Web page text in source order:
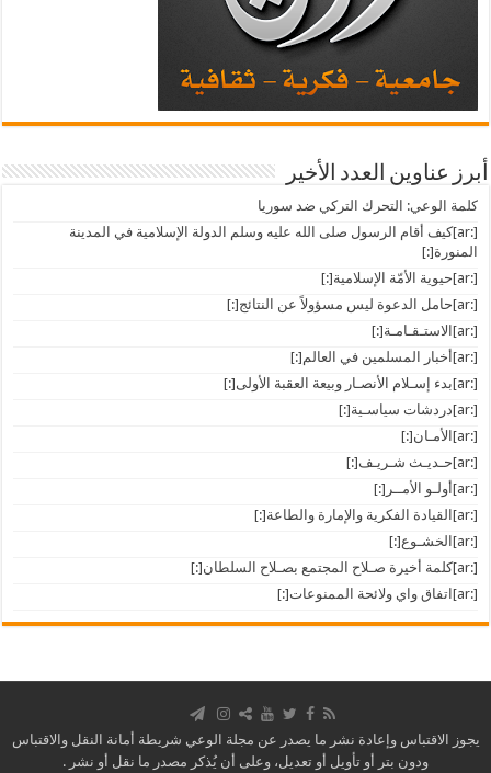
أبرز عناوين العدد الأخير
كلمة الوعي: التحرك التركي ضد سوريا
[:ar]كيف أقام الرسول صلى الله عليه وسلم الدولة الإسلامية في المدينة
المنورة[:]
[:ar]حيوية الأمّة الإسلامية[:]
[:ar]حامل الدعوة ليس مسؤولاً عن النتائج[:]
[:ar]الاستـقـامـة[:]
[:ar]أخبار المسلمين في العالم[:]
[:ar]بدء إسـلام الأنصـار وبيعة العقبة الأولى[:]
[:ar]دردشات سياسـية[:]
[:ar]الأمـان[:]
[:ar]حـديـث شـريـف[:]
[:ar]أولـو الأمــر[:]
[:ar]القيادة الفكرية والإمارة والطاعة[:]
[:ar]الخشـوع[:]
[:ar]كلمة أخيرة صـلاح المجتمع بصـلاح السلطان[:]
[:ar]اتفاق واي ولائحة الممنوعات[:]
يجوز الاقتباس وإعادة نشر ما يصدر عن مجلة الوعي شريطة أمانة النقل والاقتباس
ودون بتر أو تأويل أو تعديل، وعلى أن يُذكر مصدر ما نقل أو نشر .